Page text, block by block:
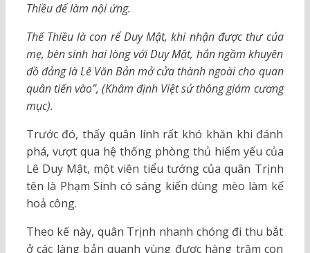
Thiều để làm nội ứng.
Thế Thiều là con rể Duy Mật, khi nhận được thư của
mẹ, bèn sinh hai lòng với Duy Mật, hắn ngầm khuyên
đồ đảng là Lê Văn Bản mở cửa thành ngoài cho quan
quân tiến vào”, (Khâm định Việt sử thông giám cương
mục).
Trước đó, thấy quân lính rất khó khăn khi đánh
phá, vượt qua hệ thống phòng thủ hiểm yếu của
Lê Duy Mật, một viên tiểu tướng của quân Trịnh
tên là Phạm Sinh có sáng kiến dùng mèo làm kế
hoả công.
Theo kế này, quân Trịnh nhanh chóng đi thu bắt
ở các làng bản quanh vùng được hàng trăm con